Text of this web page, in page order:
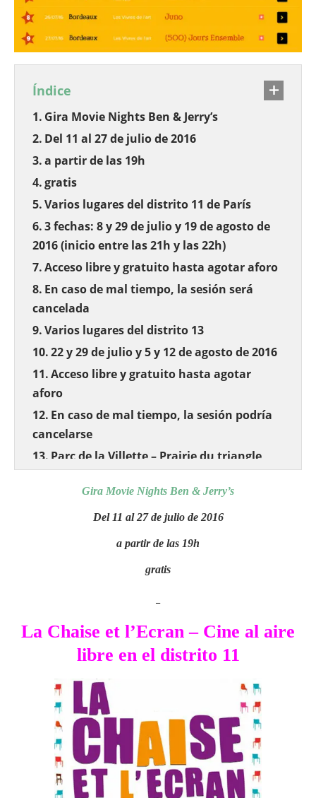
Índice
Gira Movie Nights Ben & Jerry’s
Del 11 al 27 de julio de 2016
a partir de las 19h
gratis
Varios lugares del distrito 11 de París
3 fechas: 8 y 29 de julio y 19 de agosto de
2016 (inicio entre las 21h y las 22h)
Acceso libre y gratuito hasta agotar aforo
En caso de mal tiempo, la sesión será
cancelada
Varios lugares del distrito 13
22 y 29 de julio y 5 y 12 de agosto de 2016
Acceso libre y gratuito hasta agotar
aforo
En caso de mal tiempo, la sesión podría
cancelarse
Parc de la Villette – Prairie du triangle
Proyecciones a las 21h30 en varios
barrios de París
Sillas de acceso libre para algunas
pueden ser canceladas
Dominio departamental de Chamarande
38 rue du Commandant Arnoux 91730
Chamarande
Del 19 al 30 de agosto de 2016
Sesión desde las 20h30
gratis
Gira Movie Nights Ben & Jerry’s
Del 11 al 27 de julio de 2016
a partir de las 19h
gratis
La Chaise et l’Ecran – Cine al aire
libre en el distrito 11